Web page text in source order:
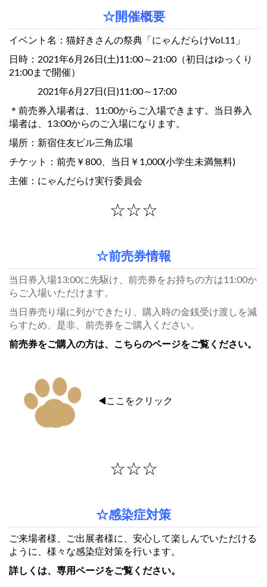
☆開催概要
イベント名：猫好きさんの祭典「にゃんだらけVol.11」
日時：2021年6月26日(土)11:00～21:00（初日はゆっくり
21:00まで開催）
2021年6月27日(日)11:00～17:00
＊前売券入場者は、11:00からご入場できます。当日券入
場者は、13:00からのご入場になります。
場所：新宿住友ビル三角広場
チケット：前売￥800、当日￥1,000(小学生未満無料)
主催：にゃんだらけ実行委員会
☆☆☆
☆前売券情報
当日券入場13:00に先駆け、前売券をお持ちの方は11:00か
らご入場いただけます。
当日券売り場に列ができたり、購入時の金銭受け渡しを減
らすため、是非、前売券をご購入ください。
前売券をご購入の方は、こちらのページをご覧ください。
◀️ここをクリック
☆☆☆
☆感染症対策
ご来場者様、ご出展者様に、安心して楽しんでいただける
ように、様々な感染症対策を行います。
詳しくは、専用ページをご覧ください。